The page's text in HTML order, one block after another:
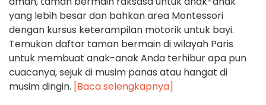
yang lebih besar dan bahkan area Montessori
dengan kursus keterampilan motorik untuk bayi.
Temukan daftar taman bermain di wilayah Paris
untuk membuat anak-anak Anda terhibur apa pun
cuacanya, sejuk di musim panas atau hangat di
musim dingin. [Baca selengkapnya]